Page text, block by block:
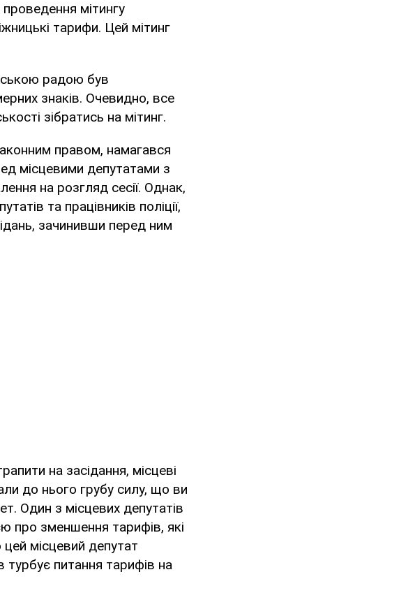
мітингу
тарифи. Цей мітинг
радою був
знаків. Очевидно, все
зібратись на мітинг.
правом, намагався
місцевими депутатами з
на розгляд сесії. Однак,
та працівників поліції,
зачинивши перед ним
на засідання, місцеві
до нього грубу силу, що ви
Один з місцевих депутатів
про зменшення тарифів, які
місцевий депутат
питання тарифів на